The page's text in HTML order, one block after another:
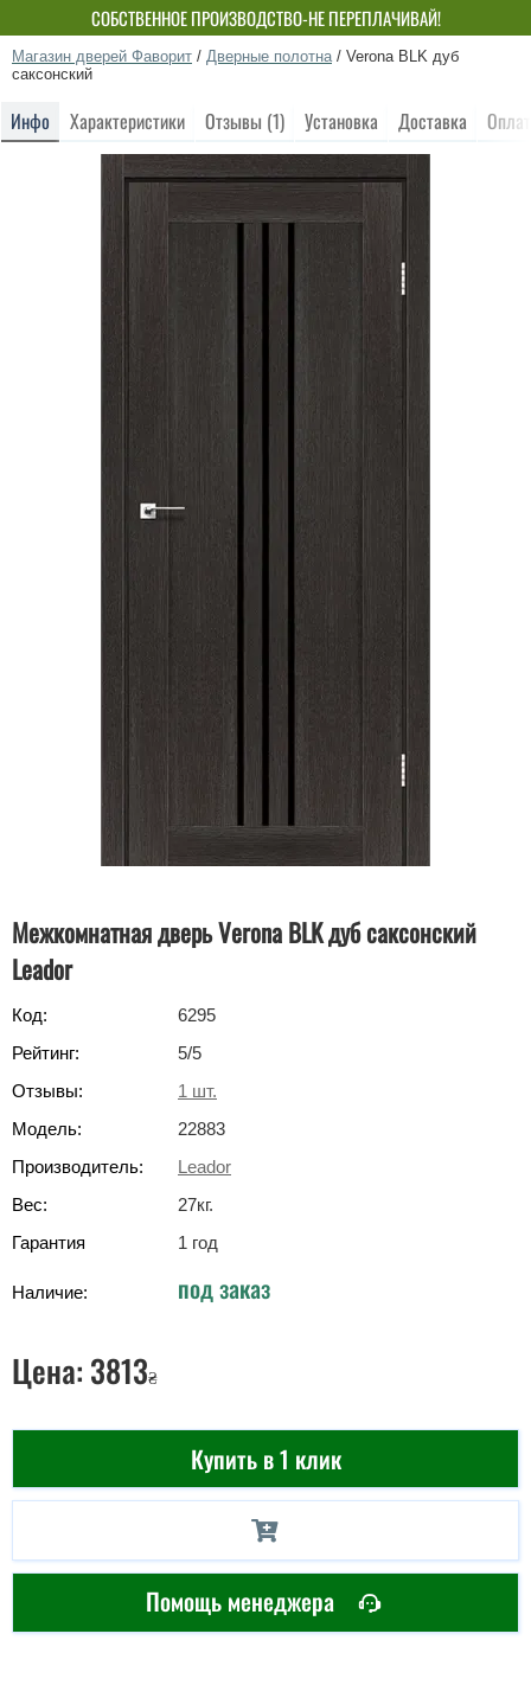
СОБСТВЕННОЕ ПРОИЗВОДСТВО-НЕ ПЕРЕПЛАЧИВАЙ!
Магазин дверей Фаворит / Дверные полотна / Verona BLK дуб
саксонский
Инфо Характеристики Отзывы (1) Установка Доставка
Межкомнатная дверь Verona BLK дуб саксонский
Leador
Код:
6295
Рейтинг:
5/5
Отзывы:
1 шт.
Модель:
22883
Производитель:
Leador
Вес:
27кг.
Гарантия
1 год
Наличие: под заказ
Цена: 3813₴
Купить в 1 клик
Помощь менеджера